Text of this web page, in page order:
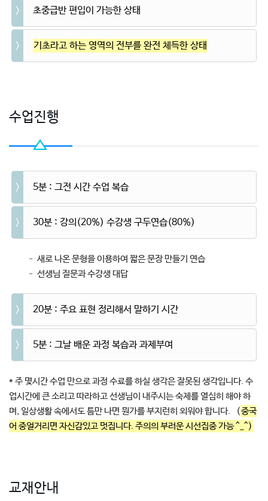
초중급반 편입이 가능한 상태
기초라고 하는 영역의 전부를 완전 체득한 상태
수업진행
5분 : 그전 시간 수업 복습
30분 : 강의(20%) 수강생 구두연습(80%)
– 새로 나온 문형을 이용하여 짧은 문장 만들기 연습
– 선생님 질문과 수강생 대답
20분 : 주요 표현 정리해서 말하기 시간
5분 : 그날 배운 과정 복습과 과제부여
* 주 몇시간 수업 만으로 과정 수료를 하실 생각은 잘못된 생각입니다. 수
업시간에 큰 소리고 따라하고 선생님이 내주시는 숙제를 열심히 해야 하
며, 일상생활 속에서도 틈만 나면 뭔가를 부지런히 외워야 합니다. (중국
어 중얼거리면 자신감있고 멋집니다. 주의의 부러운 시선집중 가능 ^_^)
교재안내